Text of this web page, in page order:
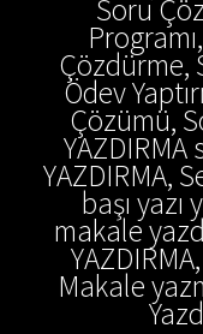
Soru
Çözdürme,
Ödev
Çözümü,
YAZDIRMA,
başı
makale
Makale